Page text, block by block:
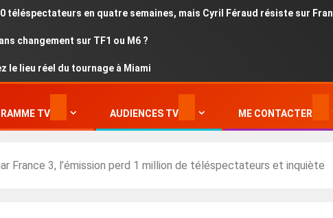
en quatre semaines, mais Cyril Féraud résiste sur France 2
sur TF1 ou M6 ?
réel du tournage à Miami
TV AUDIENCES TV ME CONTACTER
France 3, l’émission perd 1 million de téléspectateurs et inquiète